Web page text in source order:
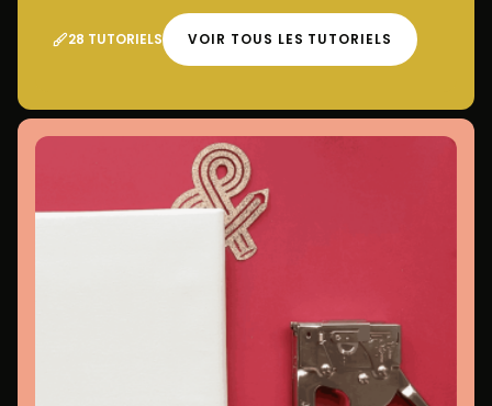
28 TUTORIELS VOIR TOUS LES TUTORIELS